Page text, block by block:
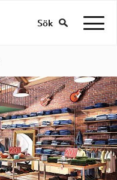
Sök